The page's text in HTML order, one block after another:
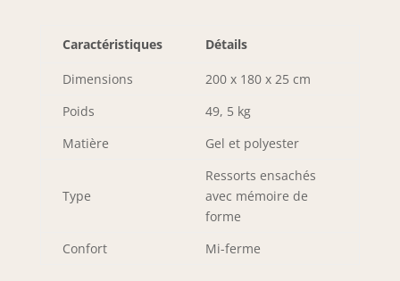
contacter. Nous vous
laisser le matelas
pour qu'il reprenne
Caractéristiques Détails
Dimensions
200 x 180 x 25 cm
Poids
49, 5 kg
Matière
Gel et polyester
Type
Ressorts ensachés
avec mémoire de
forme
Confort
Mi-ferme